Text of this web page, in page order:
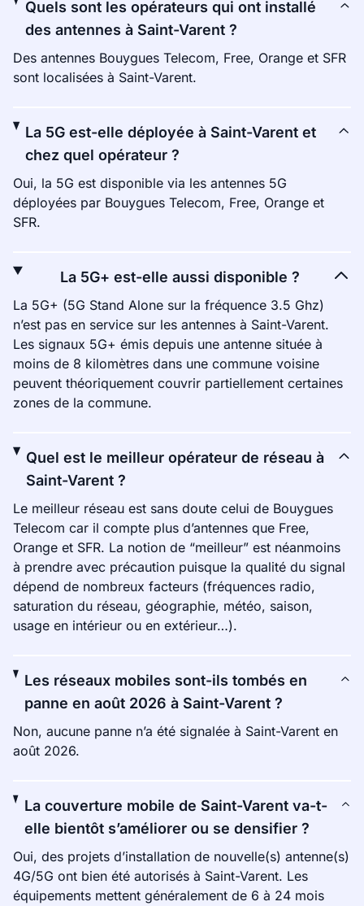
Quels sont les opérateurs qui ont installé
des antennes à Saint-Varent ?
Des antennes Bouygues Telecom, Free, Orange et SFR
sont localisées à Saint-Varent.
La 5G est-elle déployée à Saint-Varent et
chez quel opérateur ?
Oui, la 5G est disponible via les antennes 5G
déployées par Bouygues Telecom, Free, Orange et
SFR.
La 5G+ est-elle aussi disponible ?
La 5G+ (5G Stand Alone sur la fréquence 3.5 Ghz)
n’est pas en service sur les antennes à Saint-Varent.
Les signaux 5G+ émis depuis une antenne située à
moins de 8 kilomètres dans une commune voisine
peuvent théoriquement couvrir partiellement certaines
zones de la commune.
Quel est le meilleur opérateur de réseau à
Saint-Varent ?
Le meilleur réseau est sans doute celui de Bouygues
Telecom car il compte plus d’antennes que Free,
Orange et SFR. La notion de “meilleur” est néanmoins
à prendre avec précaution puisque la qualité du signal
dépend de nombreux facteurs (fréquences radio,
saturation du réseau, géographie, météo, saison,
usage en intérieur ou en extérieur…).
Les réseaux mobiles sont-ils tombés en
panne en août 2026 à Saint-Varent ?
Non, aucune panne n’a été signalée à Saint-Varent en
août 2026.
La couverture mobile de Saint-Varent va-t-
elle bientôt s’améliorer ou se densifier ?
Oui, des projets d’installation de nouvelle(s) antenne(s)
4G/5G ont bien été autorisés à Saint-Varent. Les
équipements mettent généralement de 6 à 24 mois